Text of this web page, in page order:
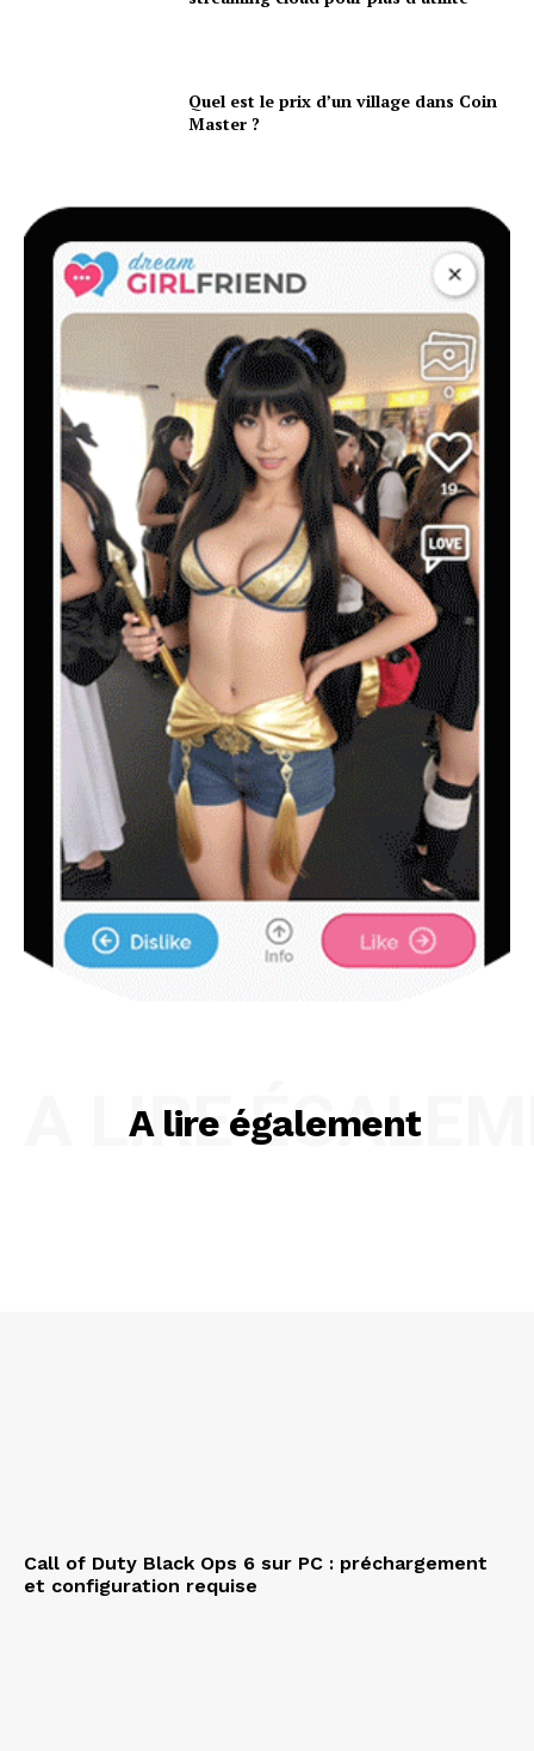
Quel est le prix d’un village dans Coin
Master ?
A lire également
A LIRE
Call of Duty Black Ops 6 sur PC : préchargement
et configuration requise